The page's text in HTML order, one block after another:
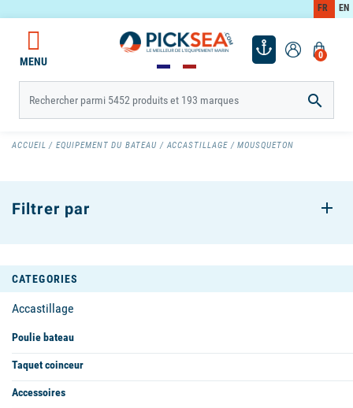
FR EN
0
MENU

ACCUEIL EQUIPEMENT DU BATEAU ACCASTILLAGE MOUSQUETON
CATEGORIES
Accastillage
Poulie bateau
Taquet coinceur
Accessoires
Filtrer par